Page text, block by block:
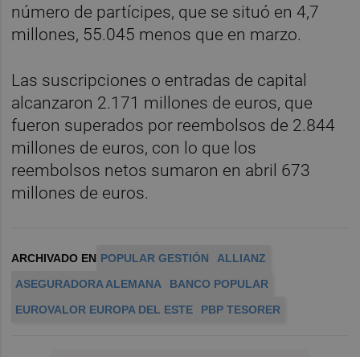
número de partícipes, que se situó en 4,7
millones, 55.045 menos que en marzo.
Las suscripciones o entradas de capital
alcanzaron 2.171 millones de euros, que
fueron superados por reembolsos de 2.844
millones de euros, con lo que los
reembolsos netos sumaron en abril 673
millones de euros.
ARCHIVADO EN POPULAR GESTIÓN
ALLIANZ
ASEGURADORA ALEMANA
BANCO POPULAR
EUROVALOR EUROPA DEL ESTE
PBP TESORER